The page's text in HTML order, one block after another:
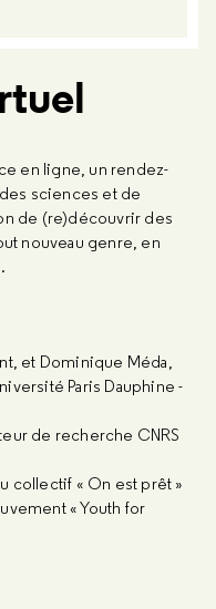
en ligne, un rendez-
sciences et de
de (re)découvrir des
nouveau genre, en
et Dominique Méda,
Paris Dauphine -
de recherche CNRS
collectif « On est prêt »
« Youth for